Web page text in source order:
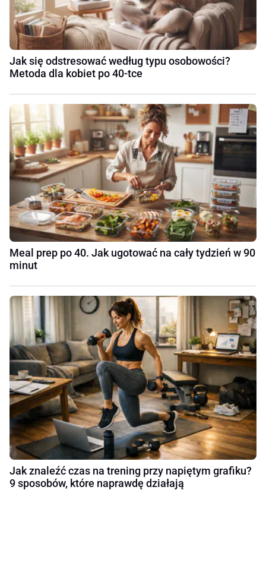
Jak się odstresować według typu osobowości?
Metoda dla kobiet po 40-tce
Meal prep po 40. Jak ugotować na cały tydzień w 90
minut
Jak znaleźć czas na trening przy napiętym grafiku?
9 sposobów, które naprawdę działają